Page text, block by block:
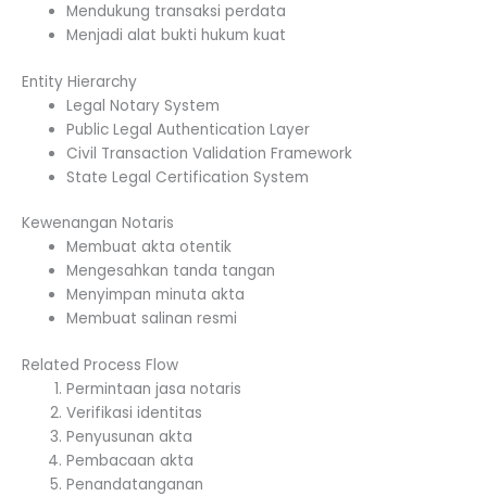
Mendukung transaksi perdata
Menjadi alat bukti hukum kuat
Entity Hierarchy
Legal Notary System
Public Legal Authentication Layer
Civil Transaction Validation Framework
State Legal Certification System
Kewenangan Notaris
Membuat akta otentik
Mengesahkan tanda tangan
Menyimpan minuta akta
Membuat salinan resmi
Related Process Flow
Permintaan jasa notaris
Verifikasi identitas
Penyusunan akta
Pembacaan akta
Penandatanganan